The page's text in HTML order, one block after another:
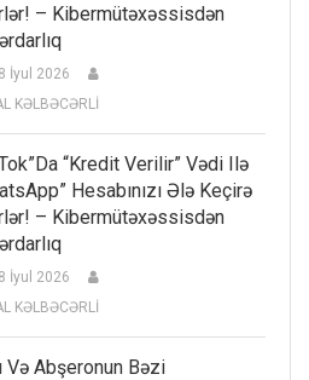
– Kibermütəxəssisdən
İyul 2026
KƏLBƏCƏRLİ
“kredit Verilir” Vədi Ilə
Hesabınızı Ələ Keçirə
– Kibermütəxəssisdən
İyul 2026
KƏLBƏCƏRLİ
Və Abşeronun Bəzi